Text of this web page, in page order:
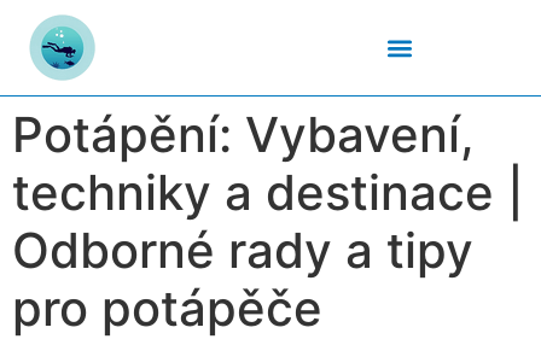
Potápění: Vybavení,
techniky a destinace |
Odborné rady a tipy
pro potápěče